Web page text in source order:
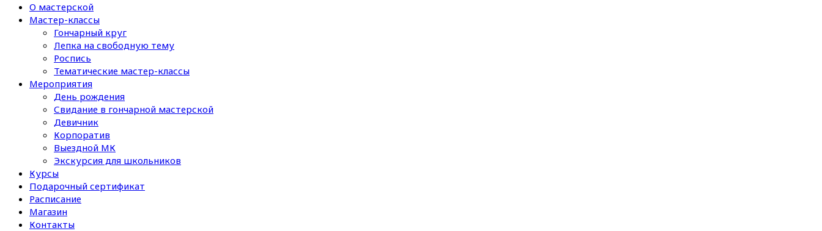
О мастерской
Мастер-классы
Гончарный круг
Лепка на свободную тему
Роспись
Тематические мастер-классы
Мероприятия
День рождения
Свидание в гончарной мастерской
Девичник
Корпоратив
Выездной МК
Экскурсия для школьников
Курсы
Подарочный сертификат
Расписание
Магазин
Контакты